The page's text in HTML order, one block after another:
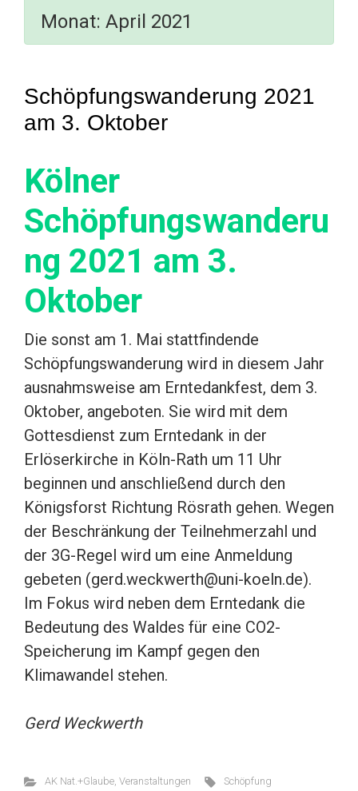
Monat: April 2021
Schöpfungswanderung 2021
am 3. Oktober
Kölner
Schöpfungswanderu
ng 2021 am 3.
Oktober
Die sonst am 1. Mai stattfindende
Schöpfungswanderung wird in diesem Jahr
ausnahmsweise am Erntedankfest, dem 3.
Oktober, angeboten. Sie wird mit dem
Gottesdienst zum Erntedank in der
Erlöserkirche in Köln-Rath um 11 Uhr
beginnen und anschließend durch den
Königsforst Richtung Rösrath gehen. Wegen
der Beschränkung der Teilnehmerzahl und
der 3G-Regel wird um eine Anmeldung
gebeten (gerd.weckwerth@uni-koeln.de).
Im Fokus wird neben dem Erntedank die
Bedeutung des Waldes für eine CO2-
Speicherung im Kampf gegen den
Klimawandel stehen.
Gerd Weckwerth
AK Nat.+Glaube, Veranstaltungen Schöpfung